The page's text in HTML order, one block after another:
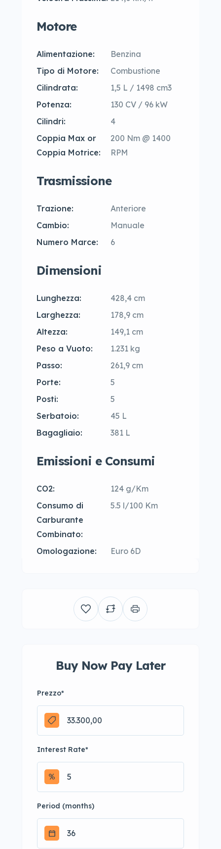
Motore
Alimentazione:
Benzina
Tipo di Motore:
Combustione
Cilindrata:
1,5 L / 1498 cm3
Potenza:
130 CV / 96 kW
Cilindri:
4
Coppia Max or
Coppia Motrice:
200 Nm @ 1400
RPM
Trasmissione
Trazione:
Anteriore
Cambio:
Manuale
Numero Marce:
6
Dimensioni
Lunghezza:
428,4 cm
Larghezza:
178,9 cm
Altezza:
149,1 cm
Peso a Vuoto:
1.231 kg
Passo:
261,9 cm
Porte:
5
Posti:
5
Serbatoio:
45 L
Bagagliaio:
381 L
Emissioni e Consumi
CO2:
124 g/Km
Consumo di
Carburante
Combinato:
5.5 l/100 Km
Omologazione: Euro 6D
Buy Now Pay Later
Prezzo*
Interest Rate*
Period (months)